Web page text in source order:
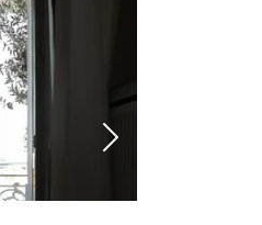
Nächstes Bild